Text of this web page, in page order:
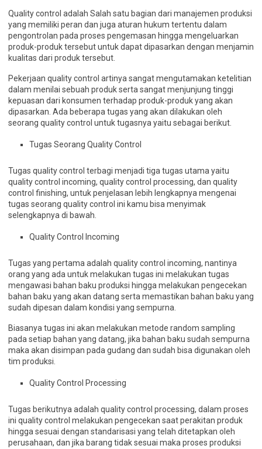
Quality control adalah Salah satu bagian dari manajemen produksi
yang memiliki peran dan juga aturan hukum tertentu dalam
pengontrolan pada proses pengemasan hingga mengeluarkan
produk-produk tersebut untuk dapat dipasarkan dengan menjamin
kualitas dari produk tersebut.
Pekerjaan quality control artinya sangat mengutamakan ketelitian
dalam menilai sebuah produk serta sangat menjunjung tinggi
kepuasan dari konsumen terhadap produk-produk yang akan
dipasarkan. Ada beberapa tugas yang akan dilakukan oleh
seorang quality control untuk tugasnya yaitu sebagai berikut.
Tugas Seorang Quality Control
Tugas quality control terbagi menjadi tiga tugas utama yaitu
quality control incoming, quality control processing, dan quality
control finishing, untuk penjelasan lebih lengkapnya mengenai
tugas seorang quality control ini kamu bisa menyimak
selengkapnya di bawah.
Quality Control Incoming
Tugas yang pertama adalah quality control incoming, nantinya
orang yang ada untuk melakukan tugas ini melakukan tugas
mengawasi bahan baku produksi hingga melakukan pengecekan
bahan baku yang akan datang serta memastikan bahan baku yang
sudah dipesan dalam kondisi yang sempurna.
Biasanya tugas ini akan melakukan metode random sampling
pada setiap bahan yang datang, jika bahan baku sudah sempurna
maka akan disimpan pada gudang dan sudah bisa digunakan oleh
tim produksi.
Quality Control Processing
Tugas berikutnya adalah quality control processing, dalam proses
ini quality control melakukan pengecekan saat perakitan produk
hingga sesuai dengan standarisasi yang telah ditetapkan oleh
perusahaan, dan jika barang tidak sesuai maka proses produksi